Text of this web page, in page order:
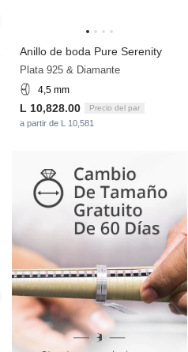
Anillo de boda Pure Serenity
Plata 925 & Diamante
4,5 mm
L 10,828.00 Precio del par
a partir de L 10,581